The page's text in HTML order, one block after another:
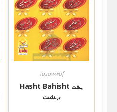
Tasawwuf
Hasht Bahisht ہشت
بہشت